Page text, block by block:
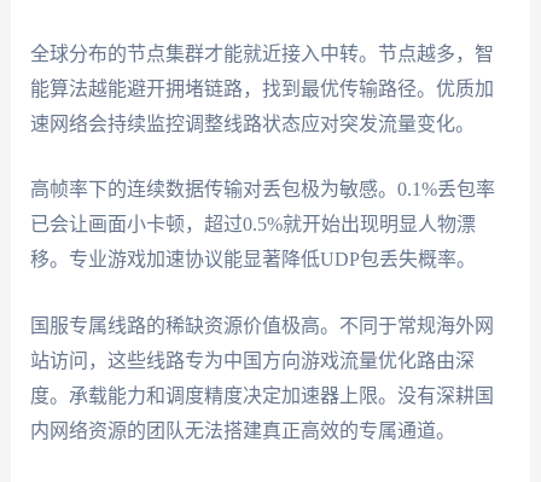
全球分布的节点集群才能就近接入中转。节点越多，智
能算法越能避开拥堵链路，找到最优传输路径。优质加
速网络会持续监控调整线路状态应对突发流量变化。
高帧率下的连续数据传输对丢包极为敏感。0.1%丢包率
已会让画面小卡顿，超过0.5%就开始出现明显人物漂
移。专业游戏加速协议能显著降低UDP包丢失概率。
国服专属线路的稀缺资源价值极高。不同于常规海外网
站访问，这些线路专为中国方向游戏流量优化路由深
度。承载能力和调度精度决定加速器上限。没有深耕国
内网络资源的团队无法搭建真正高效的专属通道。